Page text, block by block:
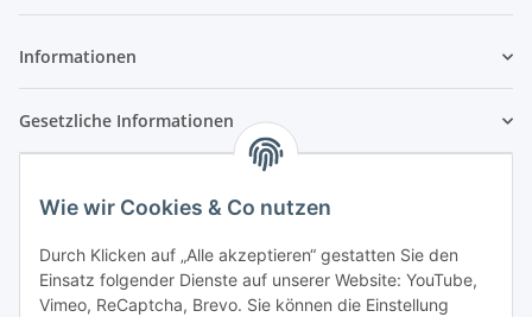
Wie wir Cookies & Co nutzen
Durch Klicken auf „Alle akzeptieren“ gestatten Sie den
Einsatz folgender Dienste auf unserer Website: YouTube,
Vimeo, ReCaptcha, Brevo. Sie können die Einstellung
Informationen
Gesetzliche Informationen